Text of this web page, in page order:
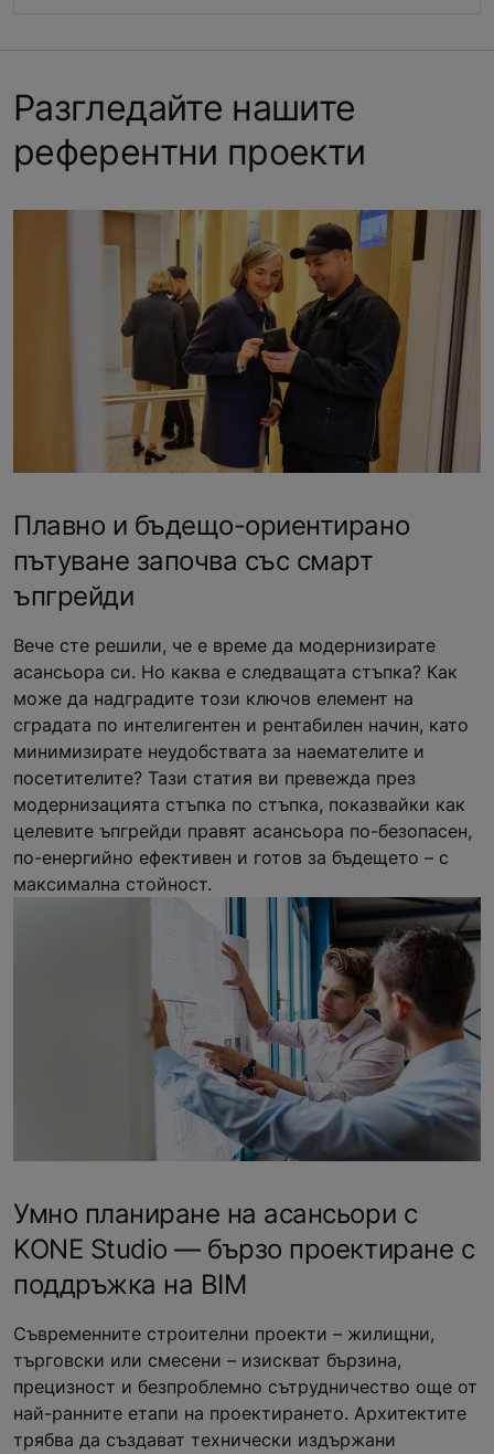
Разгледайте нашите
референтни проекти
Плавно и бъдещо-ориентирано
пътуване започва със смарт
ъпгрейди
Вече сте решили, че е време да модернизирате
асансьора си. Но каква е следващата стъпка? Как
може да надградите този ключов елемент на
сградата по интелигентен и рентабилен начин, като
минимизирате неудобствата за наемателите и
посетителите? Тази статия ви превежда през
модернизацията стъпка по стъпка, показвайки как
целевите ъпгрейди правят асансьора по-безопасен,
по-енергийно ефективен и готов за бъдещето – с
максимална стойност.
Умно планиране на асансьори с
KONE Studio — бързо проектиране с
поддръжка на BIM
Съвременните строителни проекти – жилищни,
търговски или смесени – изискват бързина,
прецизност и безпроблемно сътрудничество още от
най-ранните етапи на проектирането. Архитектите
трябва да създават технически издържани